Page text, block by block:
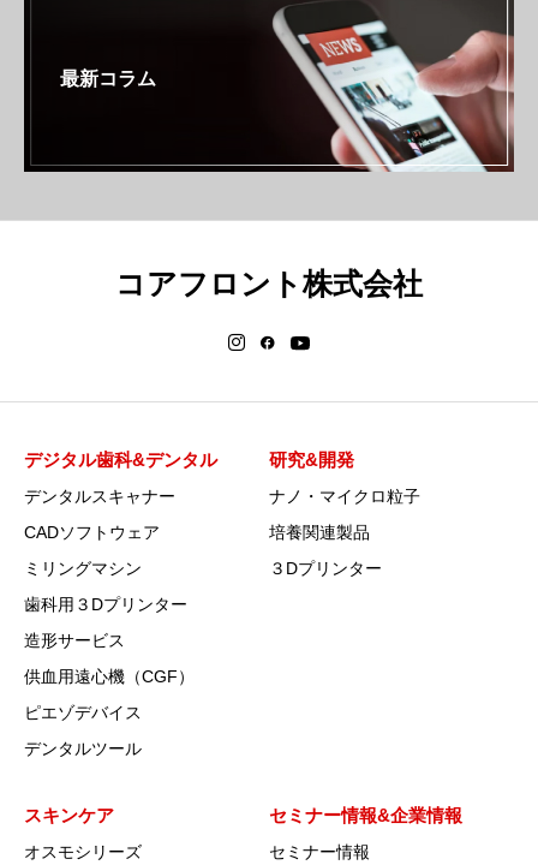
最新コラム
コアフロント株式会社
デジタル歯科&デンタル
デンタルスキャナー
CADソフトウェア
ミリングマシン
歯科用３Dプリンター
造形サービス
供血用遠心機（CGF）
ピエゾデバイス
デンタルツール
研究&開発
ナノ・マイクロ粒子
培養関連製品
３Dプリンター
スキンケア
オスモシリーズ
セミナー情報&企業情報
セミナー情報